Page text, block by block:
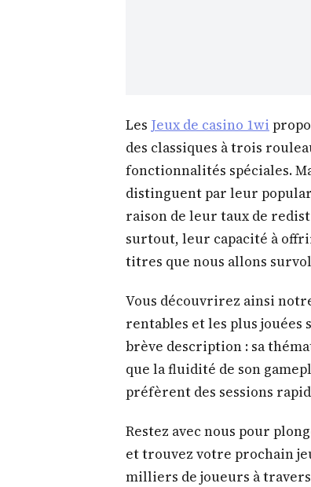
Les Jeux de casino 1wi
des classiques à trois
fonctionnalités spéciales.
distinguent par leur
raison de leur taux de
surtout, leur capacité à
titres que nous allons
Vous découvrirez ainsi
rentables et les plus jouées
brève description : sa
que la fluidité de son
préfèrent des sessions
Restez avec nous pour
et trouvez votre prochain
milliers de joueurs à